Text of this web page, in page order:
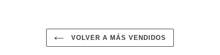
VOLVER A MÁS VENDIDOS